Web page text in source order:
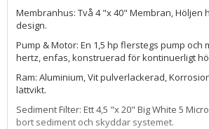
Membranhus: Två 4 "x 40" Membran, Höljen
design.
Pump & Motor: En 1,5 hp flerstegs pump och
hertz, enfas, konstruerad för kontinuerligt
Ram: Aluminium, Vit pulverlackerad,
lättvikt.
Sediment Filter: Ett 4,5 "x 20" Big White 5
bort sediment och skyddar systemet.